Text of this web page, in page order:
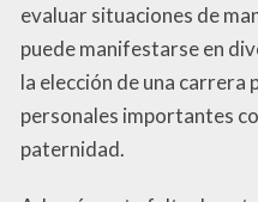
evaluar situaciones de
puede manifestarse en
la elección de una
personales importantes
paternidad.